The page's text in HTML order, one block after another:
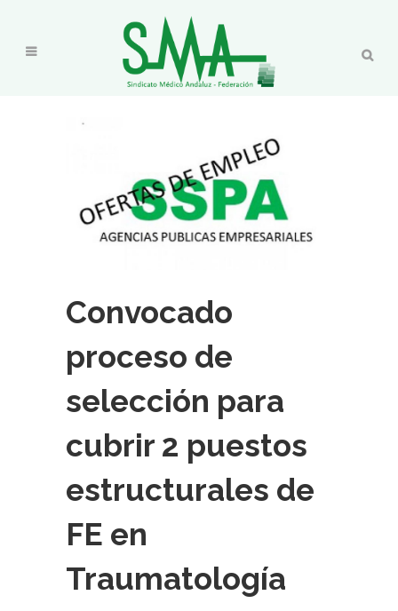
Convocado
proceso de
selección para
cubrir 2 puestos
estructurales de
FE en
Traumatología